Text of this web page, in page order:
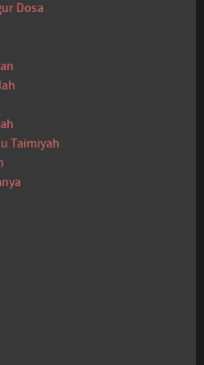
Dosa
Taimiyah